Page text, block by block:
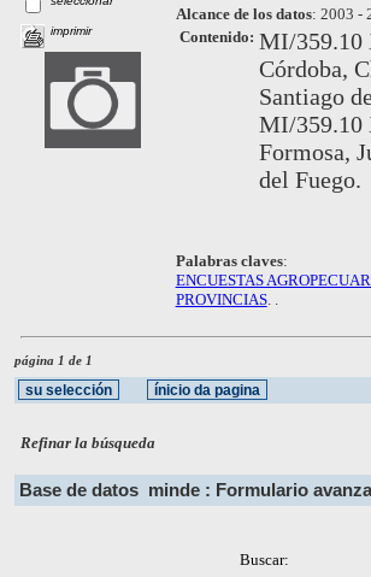
imprimir
Alcance de los datos: 2003 -
Contenido: MI/359.10
Córdoba,
Santiago
MI/359.10
Formosa,
del Fuego.
Palabras claves:
ENCUESTAS
PROVINCIAS. .
página 1 de 1
Refinar la búsqueda
Base de datos minde : Formulario
Buscar: